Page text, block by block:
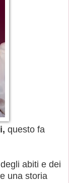
questo fa
abiti e dei
una storia